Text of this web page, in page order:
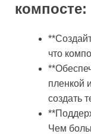
компосте:
что
пленкой
создать
Чем